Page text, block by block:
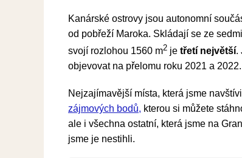
Kanárské ostrovy jsou autonomní
od pobřeží Maroka. Skládají se ze
svojí rozlohou 1560 m2 je třetí největší.
objevovat na přelomu roku 2021 a 2022.
Nejzajímavější místa, která jsme
zájmových bodů, kterou si můžete
ale i všechna ostatní, která jsme na
jsme je nestihli.